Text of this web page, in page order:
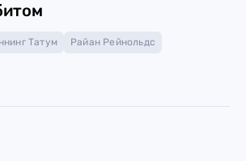
Татум Райан Рейнольдс